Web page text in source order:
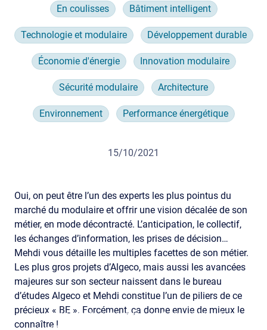
En coulisses Bâtiment intelligent
Technologie et modulaire Développement durable
Économie d'énergie Innovation modulaire
Sécurité modulaire Architecture
Environnement Performance énergétique
15/10/2021
Oui, on peut être l’un des experts les plus pointus du
marché du modulaire et offrir une vision décalée de son
métier, en mode décontracté. L’anticipation, le collectif,
les échanges d’information, les prises de décision…
Mehdi vous détaille les multiples facettes de son métier.
Les plus gros projets d’Algeco, mais aussi les avancées
majeures sur son secteur naissent dans le bureau
d’études Algeco et Mehdi constitue l’un de piliers de ce
précieux « BE ». Forcément, ça donne envie de mieux le
connaître !
Le visionnage de cette vidéo peut entraîner le dépôt